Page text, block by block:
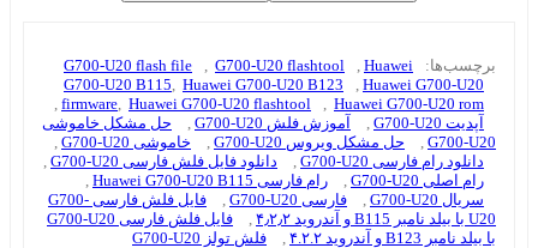
برچسب‌ها: G700-U20 flash file G700-U20 flashtool
Huawei
G700-U20 B115
Huawei G700-U20 B123
Huawei G700-U20
firmware Huawei G700-U20 flashtool Huawei G700-U20 rom
آپدیت G700-U20
آموزش فلش G700-U20
حل مشکل خاموشی
G700-U20
حل مشکل ویروس G700-U20 خاموشی G700-U20
دانلود رام فارسی G700-U20
دانلود فایل فلش فارسی G700-U20
رام اصلی G700-U20
رام فارسی Huawei G700-U20 B115
سریال G700-U20
فارسی G700-U20
فایل فلش فارسی G700-
U20 با بیلد نامبر B115 و آندروید ۴٫۲٫۲
فایل فلش فارسی G700-U20
با بیلد نامبر B123 و آندروید ۴.۲.۲
فلش تولز G700-U20